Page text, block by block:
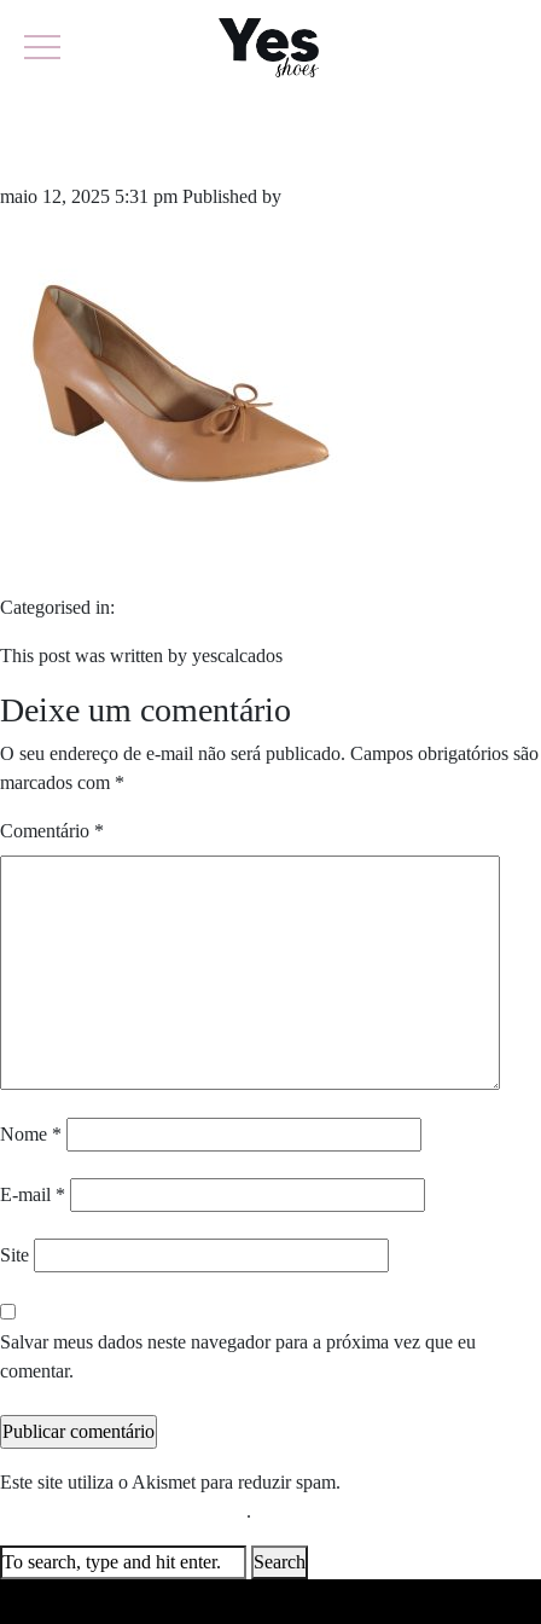
maio 12, 2025 5:31 pm Published by
Categorised in:
This post was written by yescalcados
Deixe um comentário
O seu endereço de e-mail não será publicado. Campos obrigatórios são
marcados com *
Comentário *
Nome *
E-mail *
Site
Salvar meus dados neste navegador para a próxima vez que eu
comentar.
Este site utiliza o Akismet para reduzir spam.
.
Search